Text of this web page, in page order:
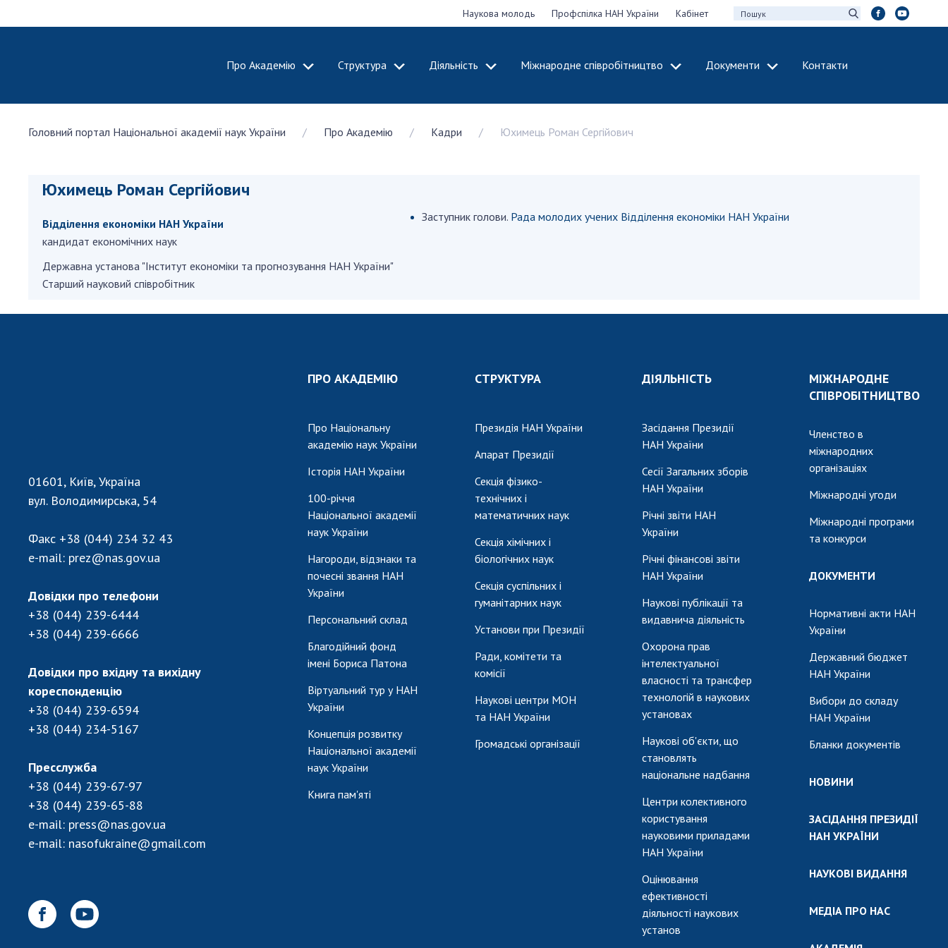
Наукова молодь Профспілка НАН України Кабінет
Про Академію Структура Діяльність Міжнародне співробітництво Документи Контакти
Про Національну
НАН України
Віртуальний тур у
Концепція розвитку
Національної
Книга пам'яті
Президія НАН
математичних
і гуманітарних
Ради, комітети
Наукові центри
Громадські
організації
Засідання Президії НАН України
Річні фінансові звіти НАН України
користування науковими
діяльності наукових установ
Конкурси наукових досліджень
НАН України
Відкрита наука в НАН України
Робота з молоддю
СПІВРОБІТНИЦТВО
Міжнародні
України
Вибори до складу
Бланки документів
НОВИНИ
ЗАСІДАННЯ
УКРАЇНИ
ВИДАННЯ
АКАДЕМІЯ
КОМЕНТУЄ
КОНТАКТИ
ПРОФСПІЛКА НАН
УКРАЇНИ
Головний портал Національної академії наук України Про Академію Кадри Юхимець Роман Сергійович
Юхимець Роман Сергійович
Відділення економіки НАН України
кандидат економічних наук
Державна установа "Iнститут економiки та прогнозування НАН України"
Старший науковий співробітник
Заступник голови. Рада молодих учених Відділення економіки НАН України
01601, Київ, Україна
вул. Володимирська, 54
Факс +38 (044) 234 32 43
e-mail: prez@nas.gov.ua
Довідки про телефони
+38 (044) 239-6444
+38 (044) 239-6666
Довідки про вхідну та вихідну
кореспонденцію
+38 (044) 239-6594
+38 (044) 234-5167
Пресслужба
+38 (044) 239-67-97
+38 (044) 239-65-88
e-mail: press@nas.gov.ua
e-mail: nasofukraine@gmail.com
ПРО АКАДЕМІЮ
Про Національну
академію наук України
Історія НАН України
100-річчя
Національної академії
наук України
Нагороди, відзнаки та
почесні звання НАН
України
Персональний склад
Благодійний фонд
імені Бориса Патона
Віртуальний тур у НАН
України
Концепція розвитку
Національної академії
наук України
Книга пам'яті
СТРУКТУРА
Президія НАН України
Апарат Президії
Секція фізико-
технічних і
математичних наук
Секція хімічних і
біологічних наук
Секція суспільних і
гуманітарних наук
Установи при Президії
Ради, комітети та
комісії
Наукові центри МОН
та НАН України
Громадські організації
ДІЯЛЬНІСТЬ
Засідання Президії
НАН України
Сесії Загальних зборів
НАН України
Річні звіти НАН
України
Річні фінансові звіти
НАН України
Наукові публікації та
видавнича діяльність
Охорона прав
інтелектуальної
власності та трансфер
технологій в наукових
установах
Наукові об'єкти, що
становлять
національне надбання
Центри колективного
користування
науковими приладами
НАН України
Оцінювання
ефективності
діяльності наукових
установ
МІЖНАРОДНЕ
СПІВРОБІТНИЦТВО
Членство в
міжнародних
організаціях
Міжнародні угоди
Міжнародні програми
та конкурси
ДОКУМЕНТИ
Нормативні акти НАН
України
Державний бюджет
НАН України
Вибори до складу
НАН України
Бланки документів
НОВИНИ
ЗАСІДАННЯ ПРЕЗИДІЇ
НАН УКРАЇНИ
НАУКОВІ ВИДАННЯ
МЕДІА ПРО НАС